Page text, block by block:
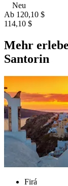
Neu
Ab 120,10 $
114,10 $
Mehr
Santorin
Firá